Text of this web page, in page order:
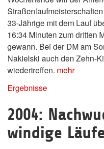
33-Jährige mit dem Lauf
16:34 Minuten zum dritten
gewann. Bei der DM am
Nakielski auch den Zehn-
wiedertreffen. mehr
Ergebnisse
2004:
windige Läufe